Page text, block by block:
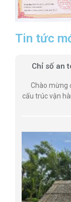
Tin tức
Chỉ số an
Chào mừng
cấu trúc vận